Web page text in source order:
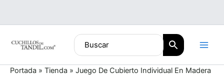
contenido
Portada » Tienda » Juego De Cubierto Individual En Madera